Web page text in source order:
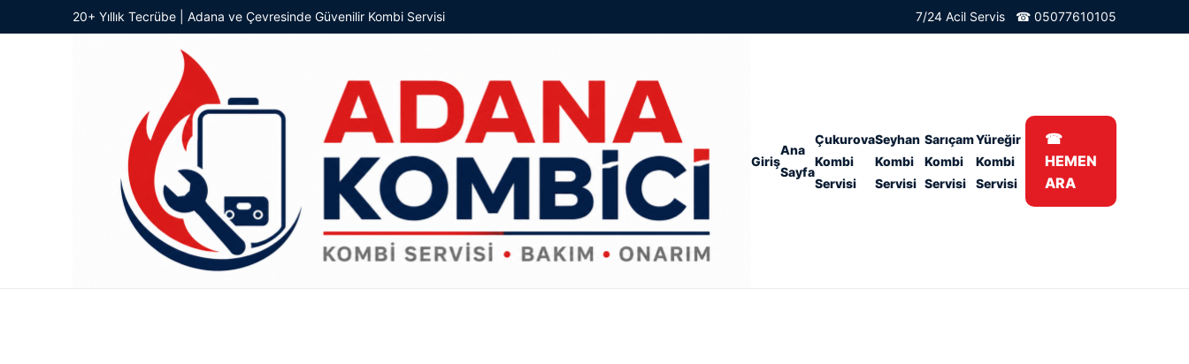
20+ Yıllık Tecrübe | Adana ve Çevresinde Güvenilir Kombi Servisi 7/24 Acil Servis ☎ 05077610105
Giriş
Ana
Sayfa
Çukurova
Kombi
Servisi
Seyhan
Kombi
Servisi
Sarıçam
Kombi
Servisi
Yüreğir
Kombi
Servisi
☎
HEMEN
ARA